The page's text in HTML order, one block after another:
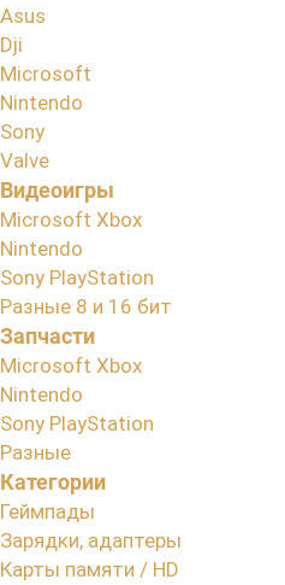
Asus
Dji
Microsoft
Nintendo
Sony
Valve
Видеоигры
Microsoft Xbox
Nintendo
Sony PlayStation
Разные 8 и 16 бит
Запчасти
Microsoft Xbox
Nintendo
Sony PlayStation
Разные
Категории
Геймпады
Зарядки, адаптеры
Карты памяти / HD